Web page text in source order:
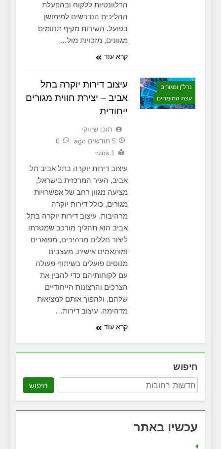
הרלוונטיות ללקוח ובהפעלת
ההליכים הנדרשים למימושן
בפועל. השירות מקיף תחומים
מגוונים, מזכויות מול…
קרא עוד
נדל"ן ומגורים
עצת המומחים
עיצוב דירות יוקרה בתל
אביב – יצירת חווית מגורים
ייחודית
תוכן שיווקי
5 חודשים ago
0
1 mins
עיצוב דירות יוקרה בתל אביב תל
אביב, העיר המרכזית בישראל,
מציעה מגוון רחב של אפשרויות
מגורים, כולל דירות יוקרה
מרהיבות. עיצוב דירות יוקרה בתל
אביב הוא תהליך מורכב שמטרתו
ליצור חללים מרהיבים, מפוארים
ומותאמים אישית. מעצבים
מנוסים פועלים בשיתוף פעולה
עם לקוחותיהם כדי להבין את
הצרכים והרצונות הייחודיים
שלהם, ולהפוך אותם למציאות
מדהימה. עיצוב דירות…
קרא עוד
חיפוש
חיפוש
עכשיו באתר